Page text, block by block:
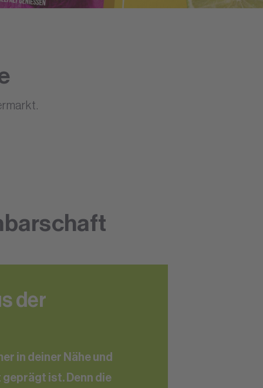
der
in deiner Nähe und
ist. Denn die